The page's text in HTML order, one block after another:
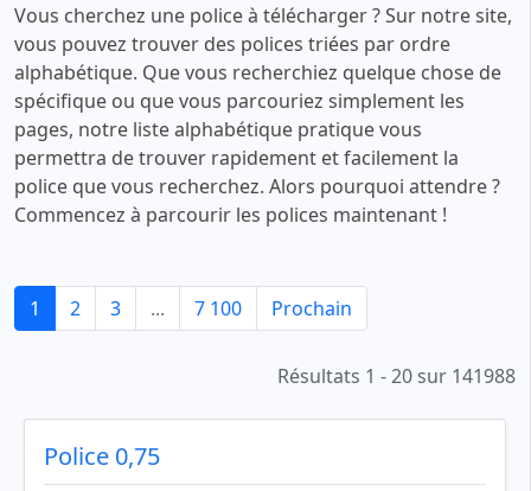
Vous cherchez une police à télécharger ? Sur notre site,
vous pouvez trouver des polices triées par ordre
alphabétique. Que vous recherchiez quelque chose de
spécifique ou que vous parcouriez simplement les
pages, notre liste alphabétique pratique vous
permettra de trouver rapidement et facilement la
police que vous recherchez. Alors pourquoi attendre ?
Commencez à parcourir les polices maintenant !
1 2 3 ... 7 100 Prochain
Résultats 1 - 20 sur 141988
Police 0,75